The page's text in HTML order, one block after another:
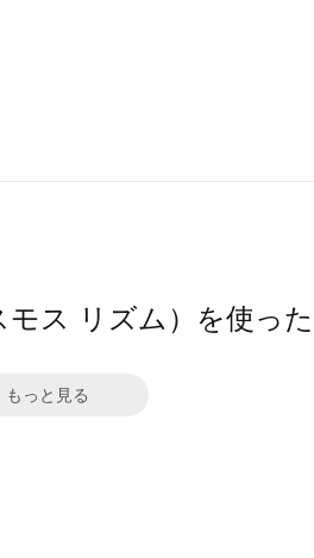
モス リズム）を使っ
もっと見る